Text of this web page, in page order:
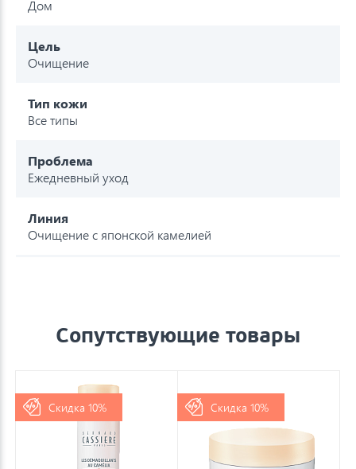
Дом
Цель
Очищение
Тип кожи
Все типы
Проблема
Ежедневный уход
Линия
Очищение с японской камелией
Сопутствующие товары
Скидка 10% Скидка 10%